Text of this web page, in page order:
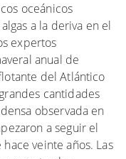
oceánicos
a la deriva en el
expertos
anual de
del Atlántico
cantidades
observada en
a seguir el
veinte años. Las